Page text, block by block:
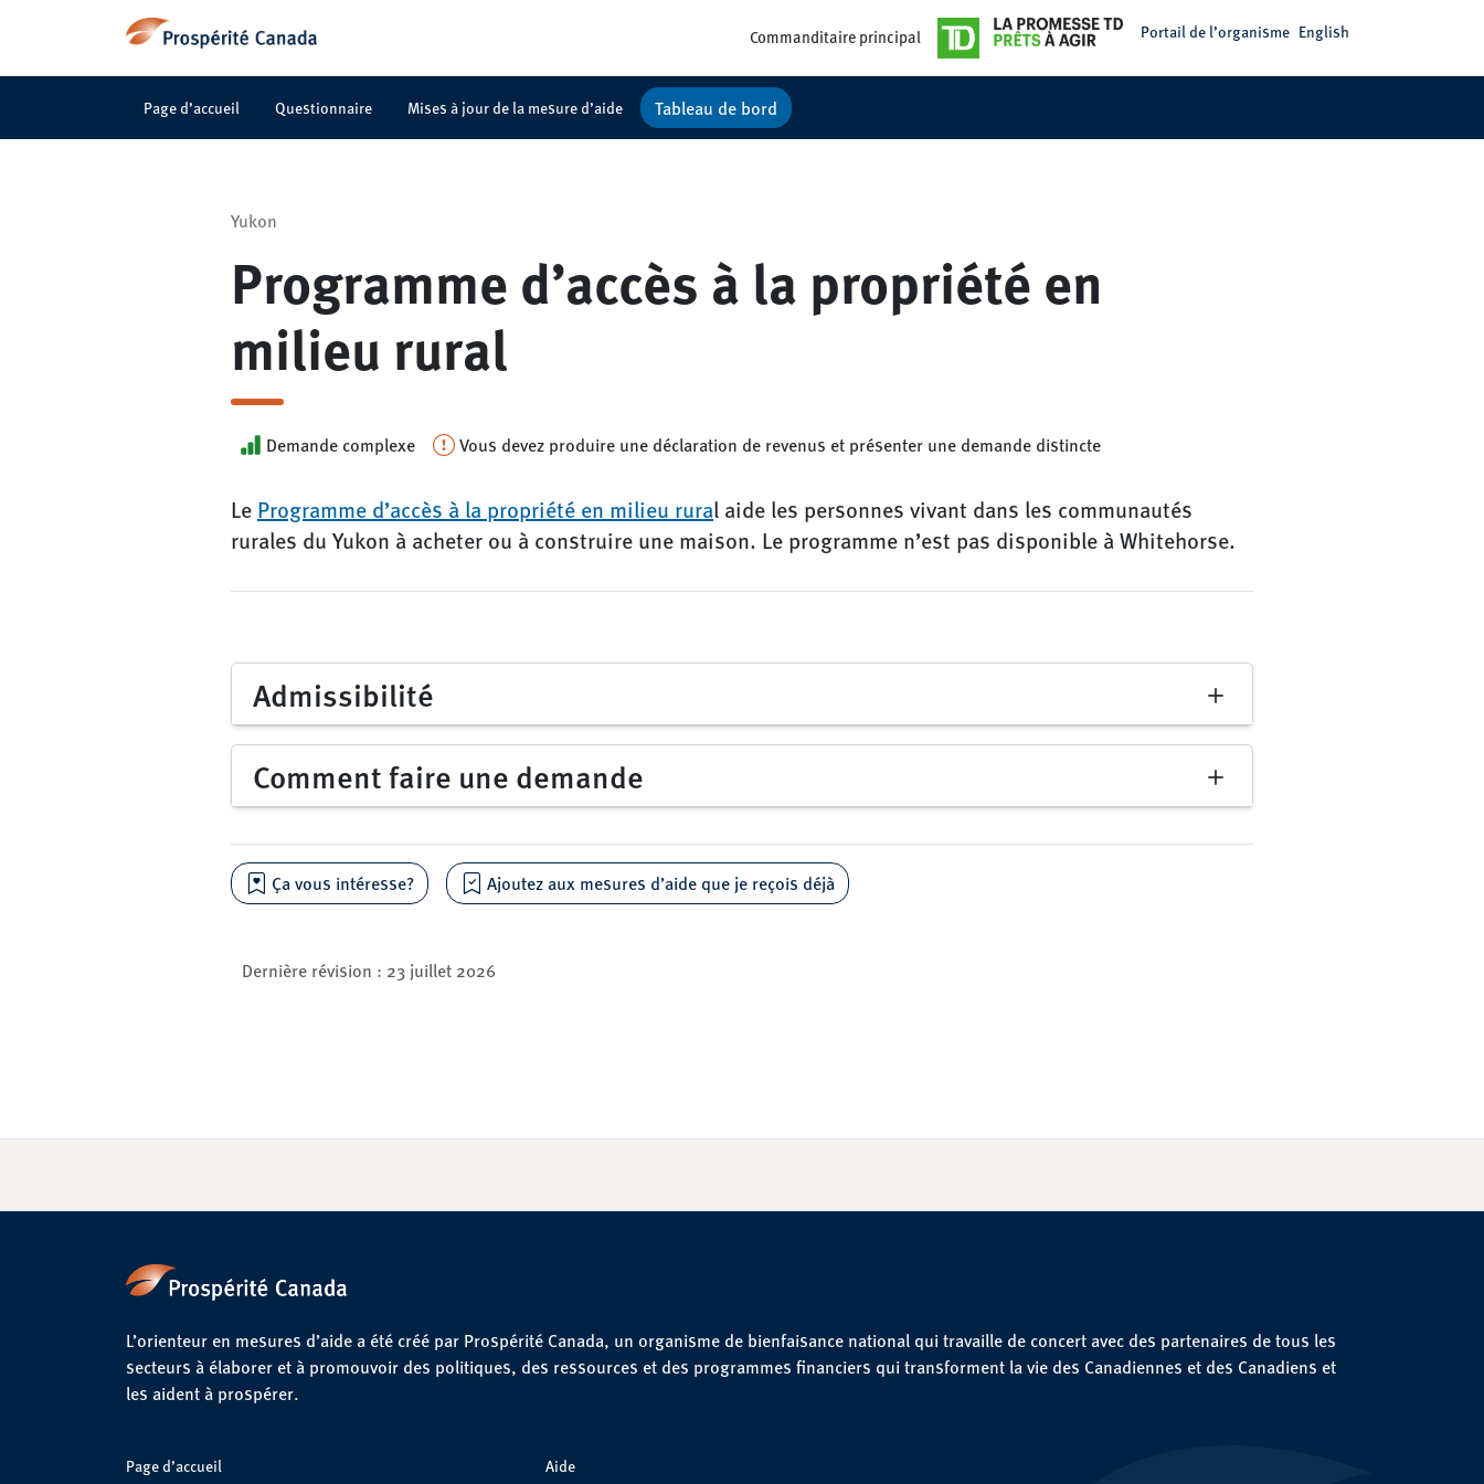
Commanditaire principal Portail de l’organisme English
Page d’accueil Questionnaire Mises à jour de la mesure d’aide Tableau de bord
Yukon
Programme d’accès à la propriété en
milieu rural
Demande complexe Vous devez produire une déclaration de revenus et présenter une demande distincte
Le Programme d’accès à la propriété en milieu rural aide les personnes vivant dans les communautés
rurales du Yukon à acheter ou à construire une maison. Le programme n’est pas disponible à Whitehorse.
Admissibilité
Comment faire une demande
Ça vous intéresse? Ajoutez aux mesures d’aide que je reçois déjà
Dernière révision : 23 juillet 2026
L’orienteur en mesures d’aide a été créé par Prospérité Canada, un organisme de bienfaisance national qui travaille de concert avec des partenaires de tous les
secteurs à élaborer et à promouvoir des politiques, des ressources et des programmes financiers qui transforment la vie des Canadiennes et des Canadiens et
les aident à prospérer.
Page d’accueil Aide